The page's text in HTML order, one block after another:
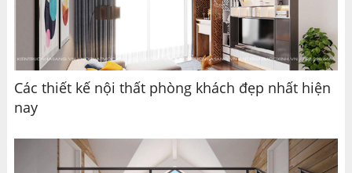
Các thiết kế nội thất phòng khách đẹp nhất hiện
nay